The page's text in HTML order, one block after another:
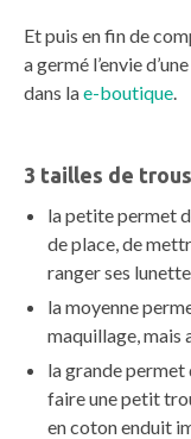
Et puis en fin de
a germé l’envie
dans lae-boutique.
3 tailles de
la petite permet
de place, de
ranger ses
la moyenne
maquillage, mais
la grande permet
faire une petit
en coton enduit